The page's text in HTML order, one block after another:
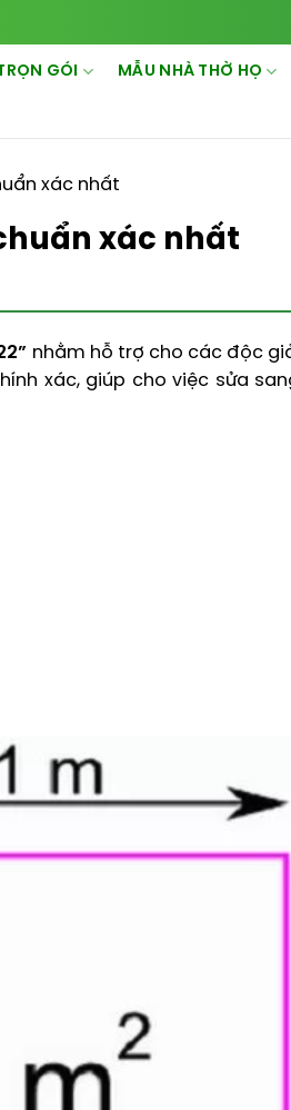
GÓI MẪU NHÀ THỜ HỌ
xác nhất
xác nhất
nhằm hỗ trợ cho các độc
xác, giúp cho việc sửa